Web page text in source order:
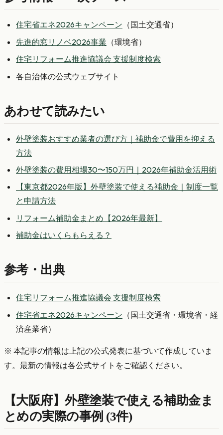
住宅省エネ2026キャンペーン （国土交通省）
先進的窓リノベ2026事業 （環境省）
住宅リフォーム推進協議会 支援制度検索
各自治体の公式ウェブサイト
あわせて読みたい
外壁塗装おすすめ業者の選び方｜補助金で費用を抑える
方法
外壁塗装の費用相場30〜150万円｜2026年補助金活用術
【東京都2026年版】外壁塗装で使える補助金｜制度一覧
と申請方法
リフォーム補助金まとめ【2026年最新】
補助金はいくらもらえる？
参考・出典
住宅リフォーム推進協議会 支援制度検索
住宅省エネ2026キャンペーン （国土交通省・環境省・経
済産業省）
※ 本記事の情報は上記の公式発表に基づいて作成していま
す。最新の情報は各公式サイトをご確認ください。
【大阪府】外壁塗装で使える補助金ま
とめの実際の事例 (3件)